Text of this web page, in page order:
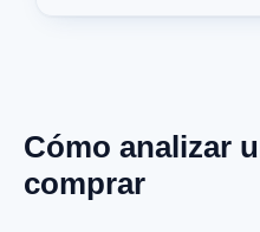
Cómo analizar
comprar